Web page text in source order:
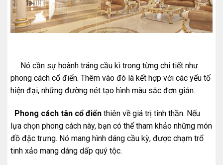
Nó cần sự hoành tráng cầu kì trong từng chi tiết như
phong cách cổ điển. Thêm vào đó là kết hợp với các yếu tố
hiện đại, những đường nét tạo hình màu sắc đơn giản.
Phong cách tân cổ điển thiên về giá trị tinh thần. Nếu
lựa chọn phong cách này, bạn có thể tham khảo những món
đồ đặc trưng. Nó mang hình dáng cầu kỳ, được chạm trổ
tinh xảo mang dáng dấp quý tộc.